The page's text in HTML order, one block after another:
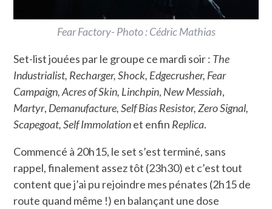
Fear Factory- Photo : Cédric Mathias
Set-list jouées par le groupe ce mardi soir : The
Industrialist, Recharger, Shock, Edgecrusher, Fear
Campaign, Acres of Skin, Linchpin, New Messiah,
Martyr, Demanufacture, Self Bias Resistor, Zero Signal,
Scapegoat, Self Immolationet enfin Replica.
Commencé à 20h15, le set s’est terminé, sans
rappel, finalement assez tôt (23h30) et c’est tout
content que j’ai pu rejoindre mes pénates (2h15 de
route quand même !) en balançant une dose